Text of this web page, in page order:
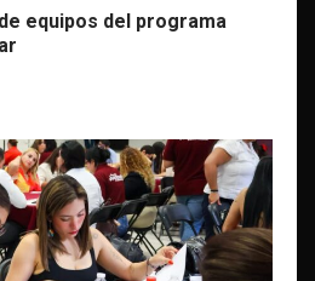
equipos del programa